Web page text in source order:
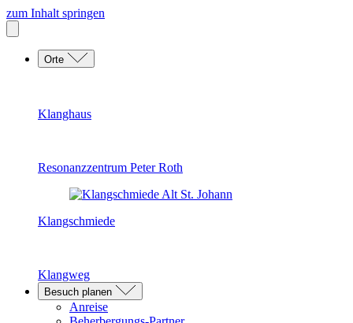
zum Inhalt springen
Orte
Klanghaus
Resonanzzentrum Peter Roth
Klangschmiede
Klangweg
Besuch planen
Anreise